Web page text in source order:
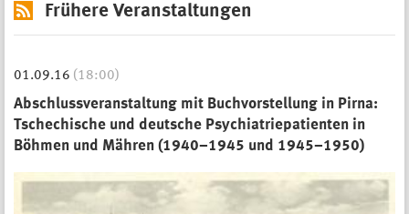
Frühere Veranstaltungen
01.09.16 (18:00)
Abschlussveranstaltung mit Buchvorstellung in Pirna:
Tschechische und deutsche Psychiatriepatienten in
Böhmen und Mähren (1940–1945 und 1945–1950)